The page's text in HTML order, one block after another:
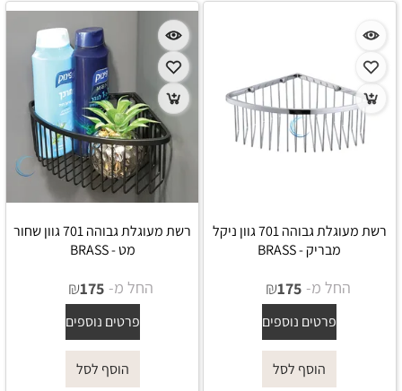
רשת מעוגלת גבוהה 701 גוון ניקל
מבריק - BRASS
החל מ- ₪175
פרטים נוספים
הוסף לסל
רשת מעוגלת גבוהה 701 גוון שחור
מט - BRASS
החל מ- ₪175
פרטים נוספים
הוסף לסל